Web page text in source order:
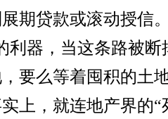
期贷款或滚动授信
利器，当这条路被
要么等着囤积的土
，就连地产界的“